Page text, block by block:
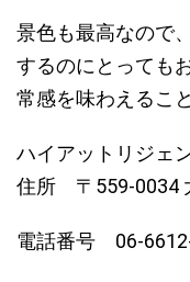
景色も最高なので
するのにとっても
常感を味わえるこ
ハイアットリジェ
住所 〒559-0034
電話番号 06-